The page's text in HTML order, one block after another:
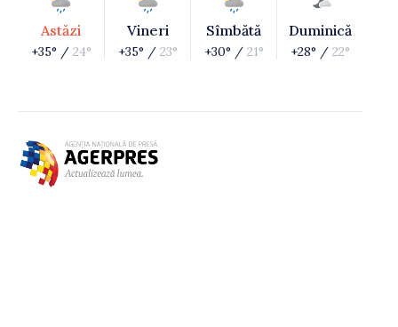
Astăzi
+35° / 24°
Vineri
+35° / 23°
Sîmbătă
+30° / 21°
Duminică
+28° / 22°